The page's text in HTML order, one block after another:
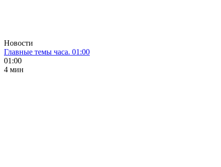
Новости
Главные темы часа. 01:00
01:00
4 мин